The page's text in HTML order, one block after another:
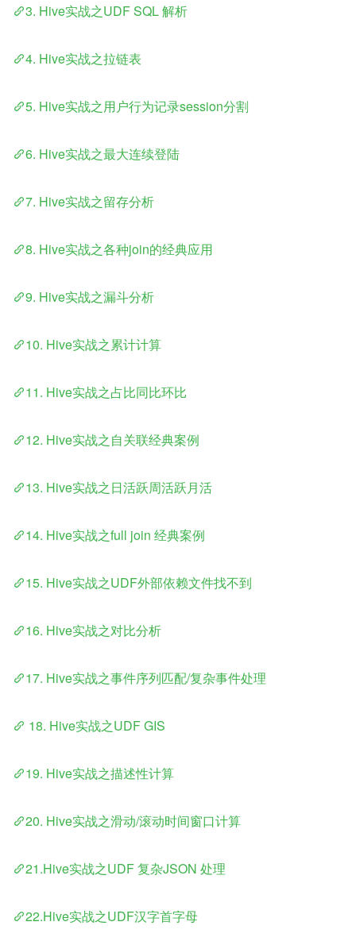
3. Hive实战之UDF SQL 解析
4. Hive实战之拉链表
5. Hive实战之用户行为记录session分割
6. Hive实战之最大连续登陆
7. Hive实战之留存分析
8. Hive实战之各种join的经典应用
9. Hive实战之漏斗分析
10. Hive实战之累计计算
11. Hive实战之占比同比环比
12. Hive实战之自关联经典案例
13. Hive实战之日活跃周活跃月活
14. Hive实战之full join 经典案例
15. Hive实战之UDF外部依赖文件找不到
16. Hive实战之对比分析
17. Hive实战之事件序列匹配/复杂事件处理
18. Hive实战之UDF GIS
19. Hive实战之描述性计算
20. Hive实战之滑动/滚动时间窗口计算
21.Hive实战之UDF 复杂JSON 处理
22.Hive实战之UDF汉字首字母